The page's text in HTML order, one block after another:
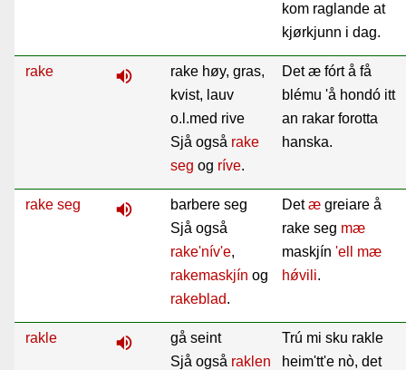
kom raglande at
kjørkjunn i dag.
rake volume_up
rake høy, gras,
kvist, lauv
o.l.med rive
Sjå også rake
seg og ríve.
Det æ fórt å få
blému 'å hondó itt
an rakar forotta
hanska.
rake seg volume_up
barbere seg
Sjå også
rake'nív'e,
rakemaskjín og
rakeblad.
Detæ greiare å
rake seg mæ
maskjín 'ell
mæ
hǿvili.
rakle volume_up
gå seint
Sjå også raklen
Trú mi sku rakle
heim'tt'e nò, det